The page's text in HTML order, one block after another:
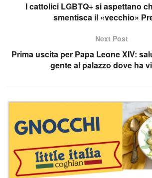
I cattolici LGBTQ+ si aspettano
smentisca il «vecchio»
Next Post
Prima uscita per Papa Leone XIV:
gente al palazzo dove ha